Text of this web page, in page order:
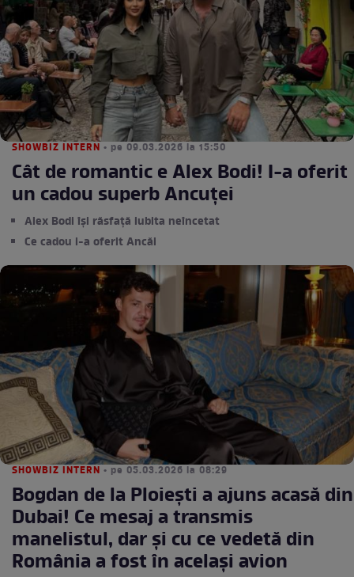
SHOWBIZ INTERN • pe 09.03.2026 la 15:50
Cât de romantic e Alex Bodi! I-a oferit
un cadou superb Ancuței
Alex Bodi își răsfață iubita neîncetat
Ce cadou i-a oferit Ancăi
SHOWBIZ INTERN • pe 05.03.2026 la 08:29
Bogdan de la Ploiești a ajuns acasă din
Dubai! Ce mesaj a transmis
manelistul, dar și cu ce vedetă din
România a fost în același avion